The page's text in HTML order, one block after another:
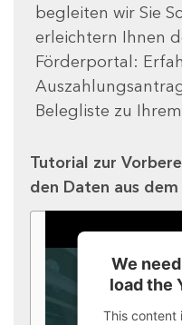
begleiten wir Sie
erleichtern Ihnen
Förderportal:
Belegliste zu
Tutorial zur
den Daten aus
We
load the
This content